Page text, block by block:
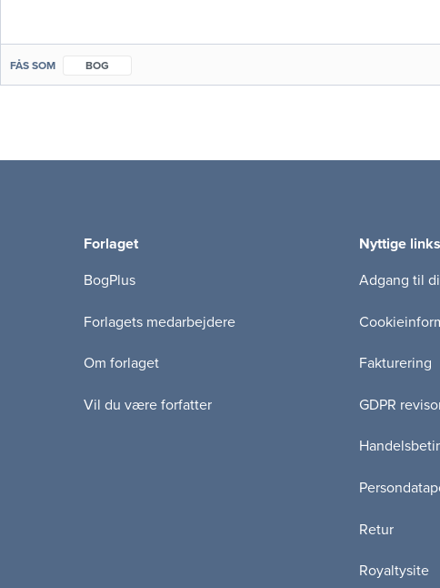
FÅS SOM BOG
Forlaget
BogPlus
Forlagets medarbejdere
Om forlaget
Vil du være forfatter
Nyttige links
Adgang til
Fakturering
GDPR
Retur
Royaltysite